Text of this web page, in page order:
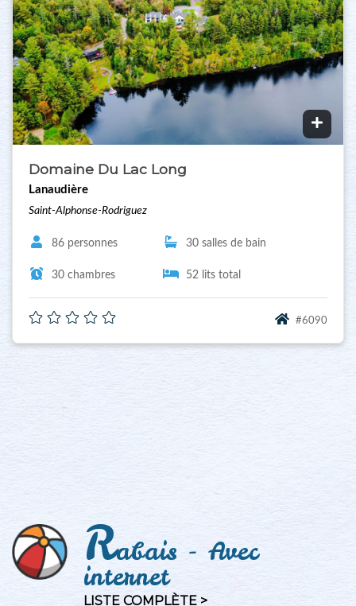
Domaine Du Lac Long
Lanaudière
Saint-Alphonse-Rodriguez
86 personnes 30 salles de bain
30 chambres 52 lits total
#6090
Rabais - Avec
internet
LISTE COMPLÈTE >